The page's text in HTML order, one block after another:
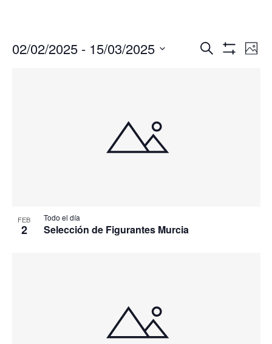
Buscar
de
Foto
02/02/2025 - 15/03/2025
FEB
2
Todo el día
Selección de Figurantes Murcia